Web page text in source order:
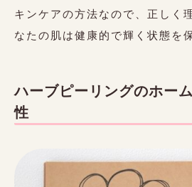
キンケアの方法なので、正しく
なたの肌は健康的で輝く状態を
ハーブピーリングのホー
性